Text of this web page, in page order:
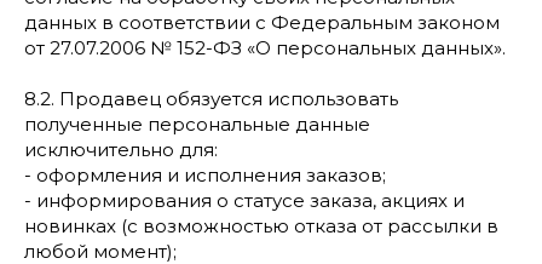
данных в соответствии с Федеральным законом
от 27.07.2006 № 152-ФЗ «О персональных данных».
8.2. Продавец обязуется использовать
полученные персональные данные
исключительно для:
- оформления и исполнения заказов;
- информирования о статусе заказа, акциях и
новинках (с возможностью отказа от рассылки в
любой момент);